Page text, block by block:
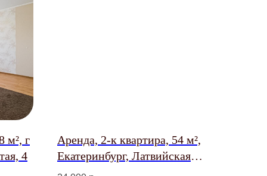
м², г
4
Аренда, 2-к квартира, 54 м²,
Екатеринбург, Латвийская
улица, 58